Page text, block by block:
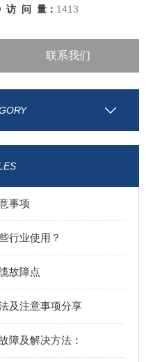
访 问 量： 1413
联系我们
事项
行业使用？
故障点
及注意事项分享
障及解决方法：